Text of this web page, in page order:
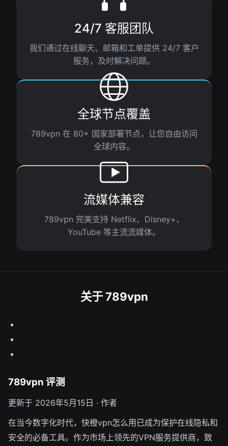
24/7 客服团队
我们通过在线聊天、邮箱和工单提供 24/7 客户
服务，及时解决问题。
全球节点覆盖
789vpn 在 80+ 国家部署节点，让您自由访问
全球内容。
流媒体兼容
789vpn 完美支持 Netflix、Disney+、
YouTube 等主流流媒体。
关于 789vpn
789vpn 评测
更新于 2026年5月15日 · 作者
在当今数字化时代，快橙vpn怎么用已成为保护在线隐私和
安全的必备工具。作为市场上领先的VPN服务提供商，致